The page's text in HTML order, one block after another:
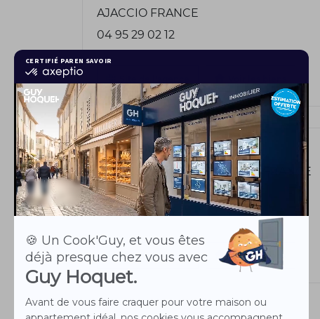
AJACCIO FRANCE
04 95 29 02 12
GUY HOQUET AMIENS
1 RUE VIVIEN 80000 AMIENS FRANCE
03 75 08 95 26
Site de l'agence Voir les biens